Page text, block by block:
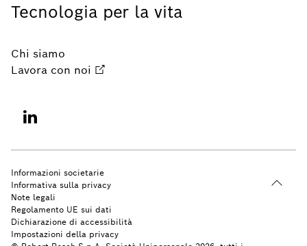
Tecnologia per la vita
Chi siamo
Lavora con noi
Informazioni societarie
Informativa sulla privacy
Note legali
Regolamento UE sui dati
Dichiarazione di accessibilità
Impostazioni della privacy